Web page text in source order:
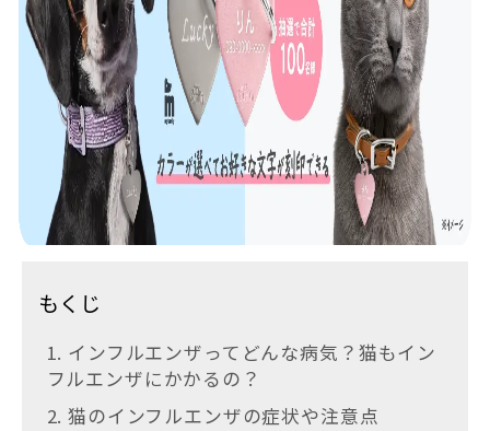
もくじ
1. インフルエンザってどんな病気？猫もイン
フルエンザにかかるの？
2. 猫のインフルエンザの症状や注意点